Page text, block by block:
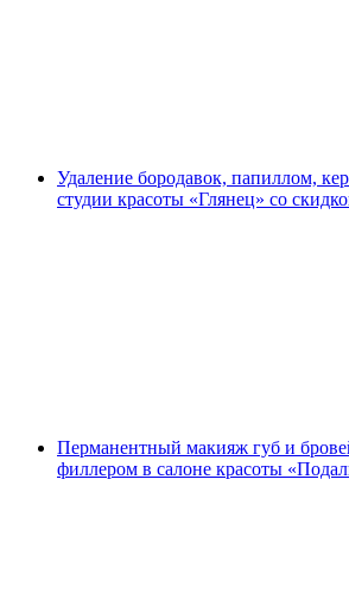
Удаление бородавок, папиллом,
студии красоты «Глянец» со
Перманентный макияж губ и
филлером в салоне красоты